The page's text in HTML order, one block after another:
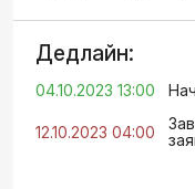
Дедлайн:
04.10.2023 13:00
12.10.2023 04:00